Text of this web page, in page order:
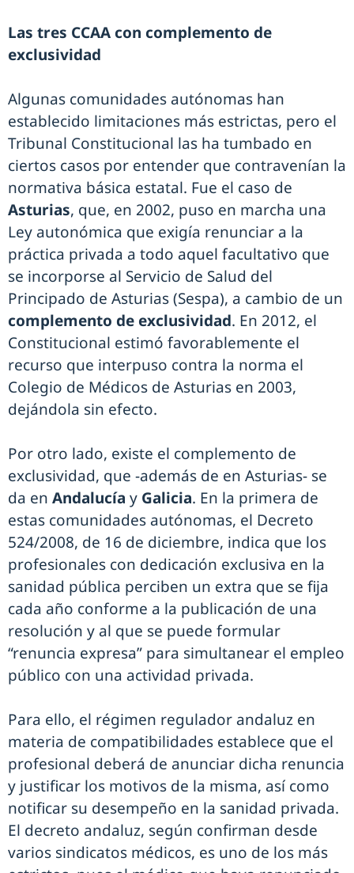
Las tres CCAA con complemento de
exclusividad
Algunas comunidades autónomas han
establecido limitaciones más estrictas, pero el
Tribunal Constitucional las ha tumbado en
ciertos casos por entender que contravenían la
normativa básica estatal. Fue el caso de
Asturias, que, en 2002, puso en marcha una
Ley autonómica que exigía renunciar a la
práctica privada a todo aquel facultativo que
se incorporse al Servicio de Salud del
Principado de Asturias (Sespa), a cambio de un
complemento de exclusividad. En 2012, el
Constitucional estimó favorablemente el
recurso que interpuso contra la norma el
Colegio de Médicos de Asturias en 2003,
dejándola sin efecto.
Por otro lado, existe el complemento de
exclusividad, que -además de en Asturias- se
da en Andalucía y Galicia. En la primera de
estas comunidades autónomas, el Decreto
524/2008, de 16 de diciembre, indica que los
profesionales con dedicación exclusiva en la
sanidad pública perciben un extra que se fija
cada año conforme a la publicación de una
resolución y al que se puede formular
“renuncia expresa” para simultanear el empleo
público con una actividad privada.
Para ello, el régimen regulador andaluz en
materia de compatibilidades establece que el
profesional deberá de anunciar dicha renuncia
y justificar los motivos de la misma, así como
notificar su desempeño en la sanidad privada.
El decreto andaluz, según confirman desde
varios sindicatos médicos, es uno de los más